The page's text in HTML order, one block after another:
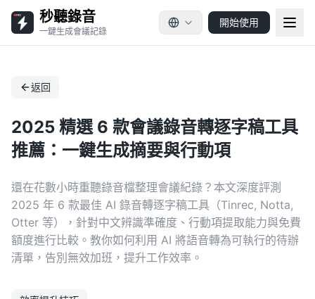
秒聽錄音
一鍵生成會議記錄
開始使用
返回
2025 精選 6 款會議錄音轉逐字稿工具
推薦：一鍵生成摘要與行動項
還在花數小時重聽錄音檔整理會議紀錄？本文深度評測
2025 年 6 款最佳 AI 錄音轉逐字稿工具（Tinrec, Notta,
Otter 等），針對中文辨識準確度、行動項提取能力與免費
額度進行比較。教你如何利用 AI 將語音轉為可執行的待辦
清單，告別無效加班，提升工作效率。